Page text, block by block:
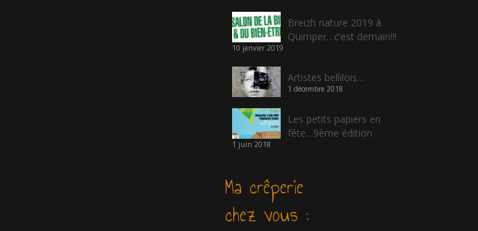
Breizh nature 2019 à
Quimper…c’est demain!!!
10 janvier 2019
Artistes bellilois…
1 décembre 2018
Les petits papiers en
fête…9ème édition
1 juin 2018
Ma crêperie
chez vous :